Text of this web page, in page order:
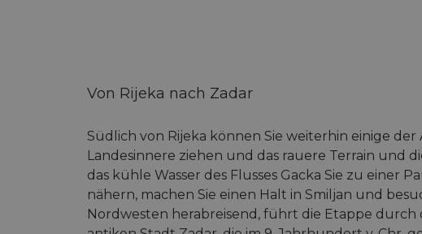
Von Rijeka nach Zadar
Südlich von Rijeka können Sie weiterhin einige
Landesinnere ziehen und das rauere Terrain und
das kühle Wasser des Flusses Gacka Sie zu einer
nähern, machen Sie einen Halt in Smiljan und
Nordwesten herabreisend, führt die Etappe durch